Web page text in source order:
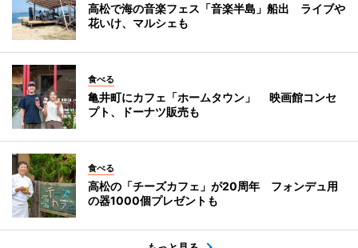
高松で海の音楽フェス「音楽半島」船出 ライブや
花いけ、マルシェも
食べる
亀井町にカフェ「ホームタウン」 映画館コンセ
プト、ドーナツ販売も
食べる
高松の「チーズカフェ」が20周年 フォンデュ用
の器1000個プレゼントも